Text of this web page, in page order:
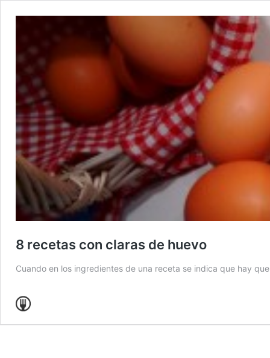
8 recetas con claras de huevo
Cuando en los ingredientes de una receta se indica que hay